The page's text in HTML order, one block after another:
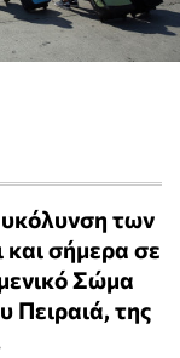
των
και σήμερα σε
Σώμα
Πειραιά, της